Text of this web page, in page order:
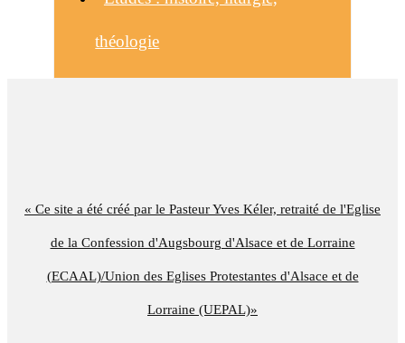
« Ce site a été créé par le Pasteur Yves Kéler, retraité de l'Eglise
de la Confession d'Augsbourg d'Alsace et de Lorraine
(ECAAL)/Union des Eglises Protestantes d'Alsace et de
Lorraine (UEPAL)»
théologie